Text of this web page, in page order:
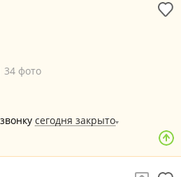
34 фото
сегодня закрыто